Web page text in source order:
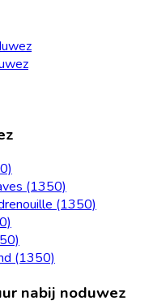
(1350)
(1350)
(1350)
nabij noduwez